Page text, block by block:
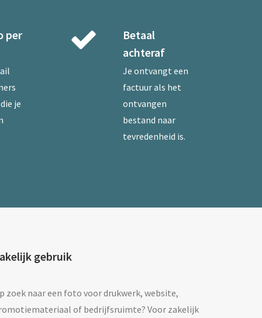
per
je
Betaal
achteraf
Je ontvangt een
factuur als het
ontvangen
bestand naar
tevredenheid is.
gebruik
zoek naar een foto voor drukwerk, website,
of bedrijfsruimte? Voor zakelijk